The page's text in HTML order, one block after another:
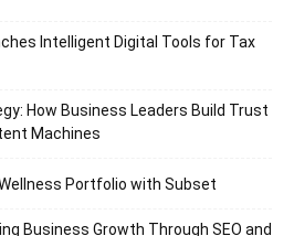
Intelligent Digital Tools for Tax
How Business Leaders Build Trust
Machines
Portfolio with Subset
Business Growth Through SEO and